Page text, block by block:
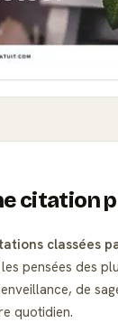
citation
classées
pensées des
de
quotidien.